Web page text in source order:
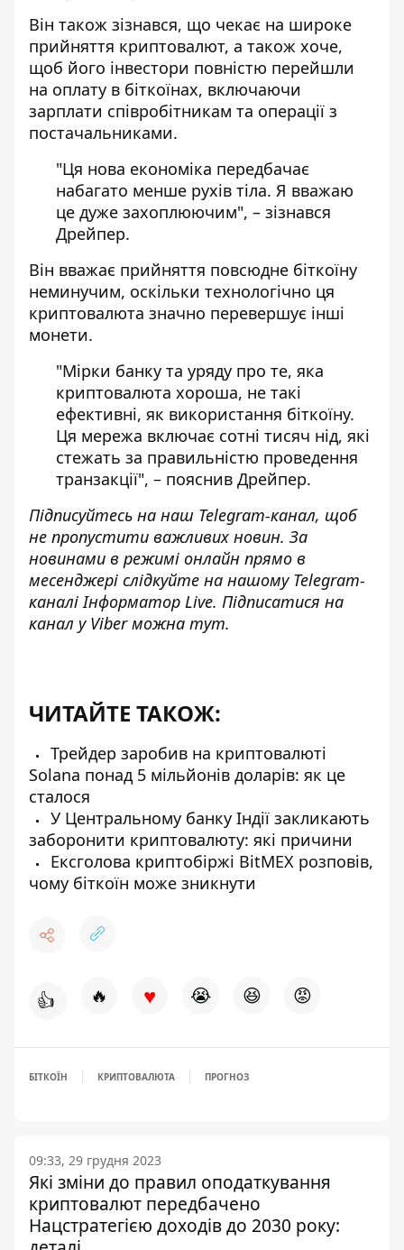
Він також зізнався, що чекає на широке
прийняття криптовалют, а також хоче,
щоб його інвестори повністю перейшли
на оплату в біткоїнах, включаючи
зарплати співробітникам та операції з
постачальниками.
"Ця нова економіка передбачає
набагато менше рухів тіла. Я вважаю
це дуже захоплюючим", – зізнався
Дрейпер.
Він вважає прийняття повсюдне біткоїну
неминучим, оскільки технологічно ця
криптовалюта значно перевершує інші
монети.
"Мірки банку та уряду про те, яка
криптовалюта хороша, не такі
ефективні, як використання біткоїну.
Ця мережа включає сотні тисяч нід, які
стежать за правильністю проведення
транзакції", – пояснив Дрейпер.
Підписуйтесь на наш Telegram-канал, щоб
не пропустити важливих новин. За
новинами в режимі онлайн прямо в
месенджері слідкуйте на нашому Telegram-
каналіІнформатор Live. Підписатися на
канал у Viber можна тут.
ЧИТАЙТЕ ТАКОЖ:
Трейдер заробив на криптовалюті
Solana понад 5 мільйонів доларів: як це
сталося
У Центральному банку Індії закликають
заборонити криптовалюту: які причини
Ексголова криптобіржі BitMEX розповів,
чому біткоїн може зникнути
👍 🔥 ♥ 😭 😆 😡
БІТКОЇН КРИПТОВАЛЮТА ПРОГНОЗ
09:33, 29 грудня 2023
Які зміни до правил оподаткування
криптовалют передбачено
Нацстратегією доходів до 2030 року: